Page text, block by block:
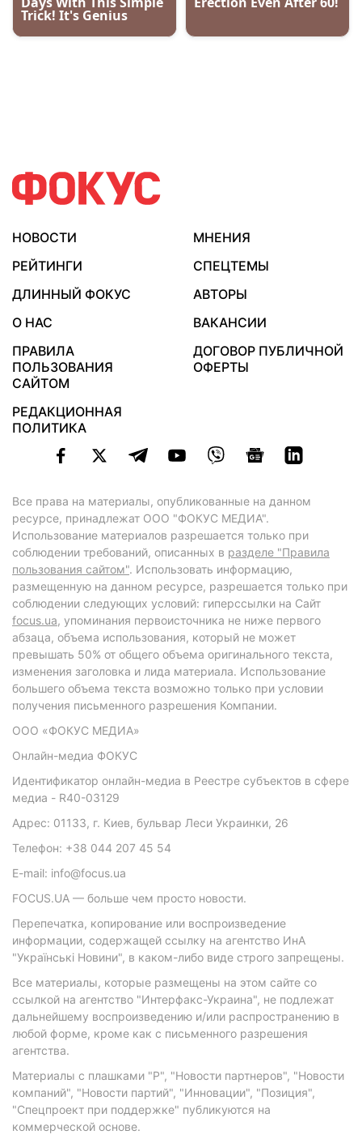
НОВОСТИ
МНЕНИЯ
РЕЙТИНГИ
СПЕЦТЕМЫ
ДЛИННЫЙ ФОКУС
АВТОРЫ
О НАС
ВАКАНСИИ
ПРАВИЛА
ПОЛЬЗОВАНИЯ
САЙТОМ
ДОГОВОР ПУБЛИЧНОЙ
ОФЕРТЫ
РЕДАКЦИОННАЯ
ПОЛИТИКА
Все права на материалы, опубликованные на данном
ресурсе, принадлежат ООО "ФОКУС МЕДИА".
Использование материалов разрешается только при
соблюдении требований, описанных в разделе "Правила
пользования сайтом". Использовать информацию,
размещенную на данном ресурсе, разрешается только при
соблюдении следующих условий: гиперссылки на Сайт
focus.ua, упоминания первоисточника не ниже первого
абзаца, объема использования, который не может
превышать 50% от общего объема оригинального текста,
изменения заголовка и лида материала. Использование
большего объема текста возможно только при условии
получения письменного разрешения Компании.
ООО «ФОКУС МЕДИА»
Онлайн-медиа ФОКУС
Идентификатор онлайн-медиа в Реестре субъектов в сфере
медиа - R40-03129
Адрес: 01133, г. Киев, бульвар Леси Украинки, 26
Телефон: +38 044 207 45 54
E-mail: info@focus.ua
FOCUS.UA — больше чем просто новости.
Перепечатка, копирование или воспроизведение
информации, содержащей ссылку на агентство ИнА
"Українські Новини", в каком-либо виде строго запрещены.
Все материалы, которые размещены на этом сайте со
ссылкой на агентство "Интерфакс-Украина", не подлежат
дальнейшему воспроизведению и/или распространению в
любой форме, кроме как с письменного разрешения
агентства.
Материалы с плашками "Р", "Новости партнеров", "Новости
компаний", "Новости партий", "Инновации", "Позиция",
"Спецпроект при поддержке" публикуются на
коммерческой основе.